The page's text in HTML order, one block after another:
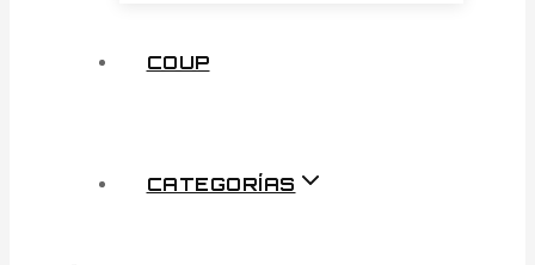
COUP
CATEGORÍAS